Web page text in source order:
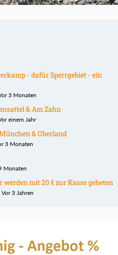
- dafür Sperrgebiet - ein
3 Monaten
& Am Zahn
einem Jahr
& Oberland
3 Monaten
Monaten
mit 20 € zur Kasse gebeten
3 Jahren